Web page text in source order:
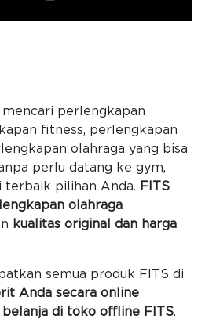
mencari perlengkapan
fitness, perlengkapan
olahraga yang bisa
perlu datang ke gym,
terbaik pilihan Anda. FITS
olahraga
kualitas original dan harga
semua produk FITS di
Anda secara online
belanja di toko offline FITS.